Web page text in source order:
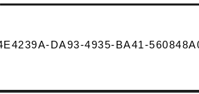
DA93-4935-BA41-